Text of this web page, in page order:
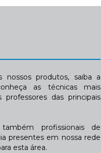
nossos produtos, saiba a
as técnicas mais
professores das principais
profissionais de
presentes em nossa rede
esta área.